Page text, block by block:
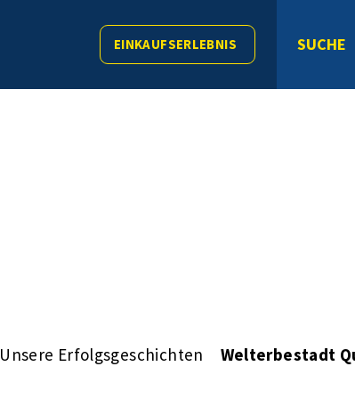
EINKAUFSERLEBNIS SUCHE
Unsere Erfolgsgeschichten Welterbestadt